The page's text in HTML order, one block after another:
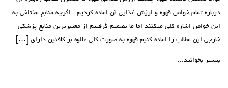
درباره تمام خواص قهوه و ارزش غذایی آن اماده کردیم . اگرچه منابع مختلفی به
این خواص اشاره کلی میکنند اما ما تصمیم گرفتیم از معتبرترین منابع پزشکی
خارجی این مطالب را اماده کنیم قهوه به صورت کلی علاوه بر کافئین دارای […]
بیشتر بخوانید...